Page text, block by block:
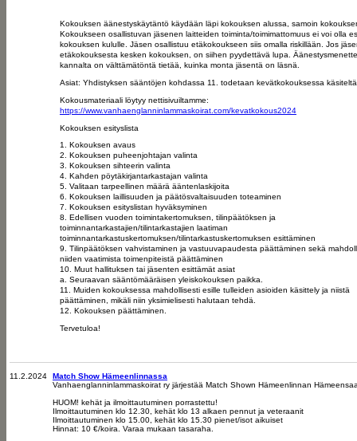
Kokouksen äänestyskäytäntö käydään läpi kokouksen alussa, samoin
Kokoukseen osallistuvan jäsenen laitteiden toiminta/toimimattomuus ei voi olla
kokouksen kululle. Jäsen osallistuu etäkokoukseen siis omalla riskillään. Jos
etäkokouksesta kesken kokouksen, on siihen pyydettävä lupa.
kannalta on välttämätöntä tietää, kuinka monta jäsentä on läsnä.
Asiat: Yhdistyksen sääntöjen kohdassa 11. todetaan kevätkokouksessa
Kokousmateriaali löytyy nettisivuiltamme:
https://www.vanhaenglanninlammaskoirat.com/kevatkokous2024
Kokouksen esityslista
1. Kokouksen avaus
2. Kokouksen puheenjohtajan valinta
3. Kokouksen sihteerin valinta
4. Kahden pöytäkirjantarkastajan valinta
5. Valitaan tarpeellinen määrä ääntenlaskijoita
6. Kokouksen laillisuuden ja päätösvaltaisuuden toteaminen
7. Kokouksen esityslistan hyväksyminen
8. Edellisen vuoden toimintakertomuksen, tilinpäätöksen ja
toiminnantarkastajien/tilintarkastajien laatiman
toiminnantarkastuskertomuksen/tilintarkastuskertomuksen esittäminen
9. Tilinpäätöksen vahvistaminen ja vastuuvapaudesta päättäminen sekä
niiden vaatimista toimenpiteistä päättäminen
10. Muut hallituksen tai jäsenten esittämät asiat
a. Seuraavan sääntömääräisen yleiskokouksen paikka.
11. Muiden kokouksessa mahdollisesti esille tulleiden asioiden käsittely ja niistä
päättäminen, mikäli niin yksimielisesti halutaan tehdä.
12. Kokouksen päättäminen.
Tervetuloa!
11.2.2024
Match Show Hämeenlinnassa
Vanhaenglanninlammaskoirat ry järjestää Match Shown Hämeenlinnan
HUOM! kehät ja ilmoittautuminen porrastettu!
Ilmoittautuminen klo 12.30, kehät klo 13 alkaen pennut ja veteraanit
Ilmoittautuminen klo 15.00, kehät klo 15.30 pienet/isot aikuiset
Hinnat: 10 €/koira. Varaa mukaan tasaraha.